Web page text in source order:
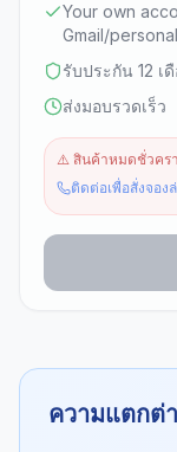
Your own
Gmail/
รับประกัน 12 เ
ส่งมอบรวดเร็ว
⚠️ สินค้าหมดชั่วคร
ติดต่อเพื่อสั่งจอง
ความแตกต่